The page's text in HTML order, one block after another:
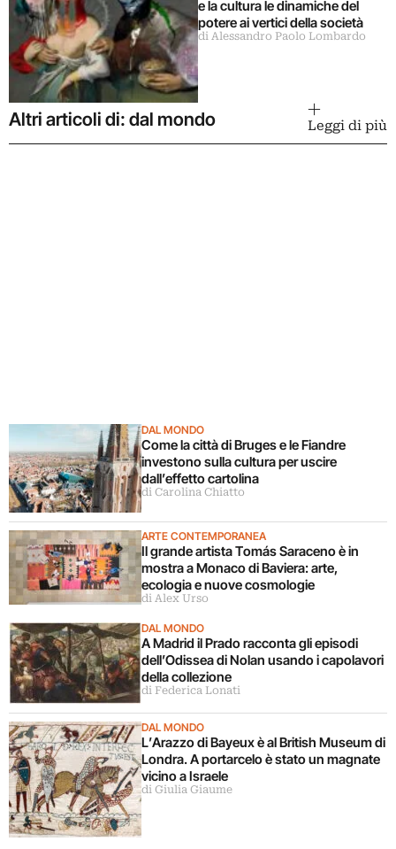
e la cultura le dinamiche del
potere ai vertici della società
di Alessandro Paolo Lombardo
Altri articoli di: dal mondo Leggi di più
DAL MONDO
Come la città di Bruges e le Fiandre
investono sulla cultura per uscire
dall’effetto cartolina
di Carolina Chiatto
ARTE CONTEMPORANEA
Il grande artista Tomás Saraceno è in
mostra a Monaco di Baviera: arte,
ecologia e nuove cosmologie
di Alex Urso
DAL MONDO
A Madrid il Prado racconta gli episodi
dell’Odissea di Nolan usando i capolavori
della collezione
di Federica Lonati
DAL MONDO
L’Arazzo di Bayeux è al British Museum di
Londra. A portarcelo è stato un magnate
vicino a Israele
di Giulia Giaume